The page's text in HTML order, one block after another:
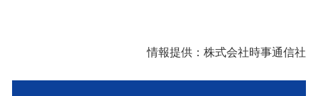
情報提供：株式会社時事通信社